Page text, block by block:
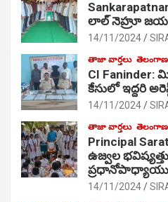
లాల్ నెహ్రూ
14/11/2024
తాజా వార్తలు తెలంగాణ
CI Faninder:
కేసులో ఇద్దరి
14/11/2024
తాజా వార్తలు తెలంగాణ
Principal
ఉజ్వల
14/11/2024